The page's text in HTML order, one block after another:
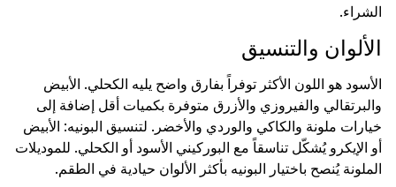
الشراء.
الألوان والتنسيق
الأسود هو اللون الأكثر توفراً بفارق واضح يليه الكحلي. الأبيض
والبرتقالي والفيروزي والأزرق متوفرة بكميات أقل إضافة إلى
خيارات ملونة والكاكي والوردي والأخضر. لتنسيق البونيه: الأبيض
أو الإيكرو يُشكّل تناسقاً مع البوركيني الأسود أو الكحلي. للموديلات
الملونة يُنصح باختيار البونيه بأكثر الألوان حيادية في الطقم.